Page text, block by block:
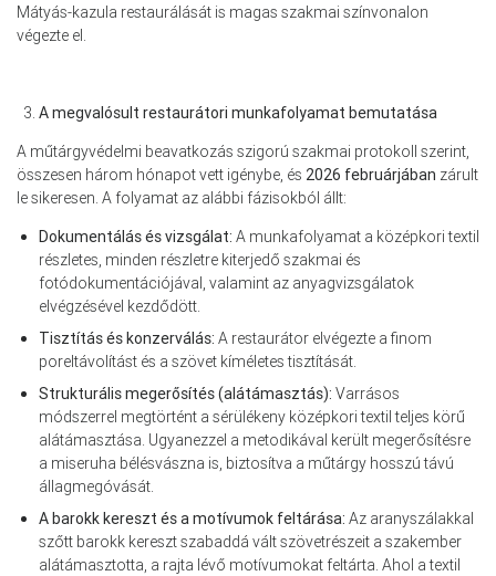
Mátyás-kazula restaurálását is magas szakmai színvonalon
végezte el.
A megvalósult restaurátori munkafolyamat bemutatása
A műtárgyvédelmi beavatkozás szigorú szakmai protokoll szerint,
összesen három hónapot vett igénybe, és 2026 februárjában zárult
le sikeresen. A folyamat az alábbi fázisokból állt:
Dokumentálás és vizsgálat: A munkafolyamat a középkori textil
részletes, minden részletre kiterjedő szakmai és
fotódokumentációjával, valamint az anyagvizsgálatok
elvégzésével kezdődött.
Tisztítás és konzerválás: A restaurátor elvégezte a finom
poreltávolítást és a szövet kíméletes tisztítását.
Strukturális megerősítés (alátámasztás): Varrásos
módszerrel megtörtént a sérülékeny középkori textil teljes körű
alátámasztása. Ugyanezzel a metodikával került megerősítésre
a miseruha bélésvászna is, biztosítva a műtárgy hosszú távú
állagmegóvását.
A barokk kereszt és a motívumok feltárása: Az aranyszálakkal
szőtt barokk kereszt szabaddá vált szövetrészeit a szakember
alátámasztotta, a rajta lévő motívumokat feltárta. Ahol a textil